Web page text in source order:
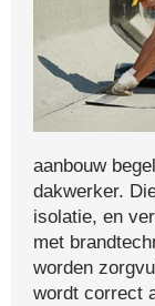
aanbouw
dakwerker.
isolatie, en
met
worden
wordt correct